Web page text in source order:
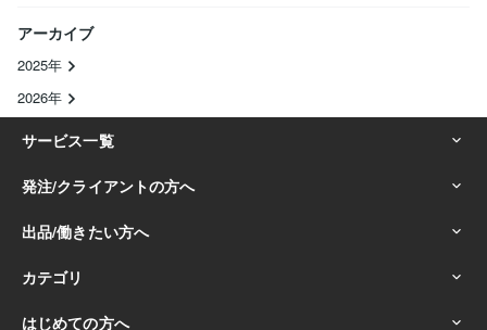
アーカイブ
2025年
2026年